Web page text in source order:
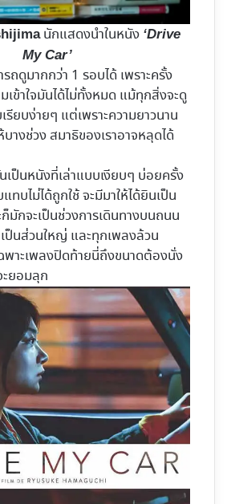
นักแสดงนำในหนัง ‘Drive
My Car’
ถดูมากกว่า 1 รอบได้ เพราะครั้ง
เข้าใจมันได้ไม่ทั้งหมด แม้ทุกสิ่งจะดู
ยบง่ายๆ แต่เพราะความยาวนาน
างช่วง สมาธิของเราอาจหลุดได้
เป็นหนังที่เล่าแบบเงียบๆ บ่อยครั้ง
ทบไม่ได้ถูกใช้ จะมีมาให้ได้ยินเป็น
มักจะเป็นช่วงการเดินทางบนถนน
ป็นส่วนใหญ่ และทุกเพลงล้วน
ฉพาะเพลงปิดท้ายนี่ถึงขนาดต้องนั่ง
ยอมลุก